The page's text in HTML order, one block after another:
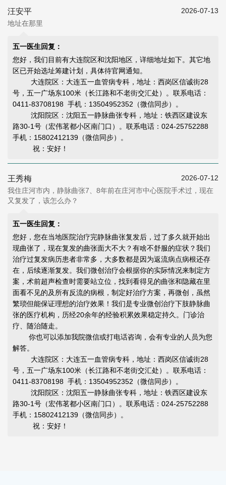
汪安平
2026-07-13
地址在那里
五一医生回复：
您好，我们目前有大连院区和沈阳地区，详细地址如下。其它地
区已开始选址筹建计划，具体待官网通知。
大连院区：大连五一血管病专科，地址：西岗区信诚街28
号，五一广场东100米（长江路和不老街交汇处）。联系电话：
0411-83708198 手机：13504952352（微信同步）。
沈阳院区：沈阳五一静脉曲张专科，地址：铁西区建设东
路30-1号（宏伟茗都小区南门口）。联系电话：024-25752288
手机：15802412139（微信同步）。
祝：安好！
王秀梅
2026-07-12
我住庄河市内，静脉曲张7、8年前在庄河市中心医院手术过，现在
又复发了，该怎么办？
五一医生回复：
您好，您在当地医院治疗完静脉曲张复发后，过了多久就开始出
现曲张了，现在复发的曲张面大不大？有啥不舒服的症状？我们
治疗过复发病历患者非常多，大多数都是因为返流病点病根还存
在，后续逐渐复发。我们微创治疗会根据你的实际情况来制定方
案，术前超声检查时需要站立位，找到看得见的曲张和隐藏在里
面看不见的及所有反流的病根，制定好治疗方案，再微创，虽然
繁琐但能保证理想的治疗效果 ！我们是专业微创治疗下肢静脉曲
张的医疗机构，历经20余年的经验积累效果稳定持久。门诊治
疗、随治随走。
你也可以添加我院微信或打电话咨询，会有专业的人员为您
解答。
大连院区：大连五一血管病专科，地址：西岗区信诚街28
号，五一广场东100米（长江路和不老街交汇处）。联系电话：
0411-83708198 手机：13504952352（微信同步）。
沈阳院区：沈阳五一静脉曲张专科，地址：铁西区建设东
路30-1号（宏伟茗都小区南门口）。联系电话：024-25752288
手机：15802412139（微信同步）。
祝：安好！